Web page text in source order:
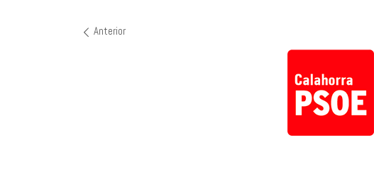
Navegación de imágenes
Anterior